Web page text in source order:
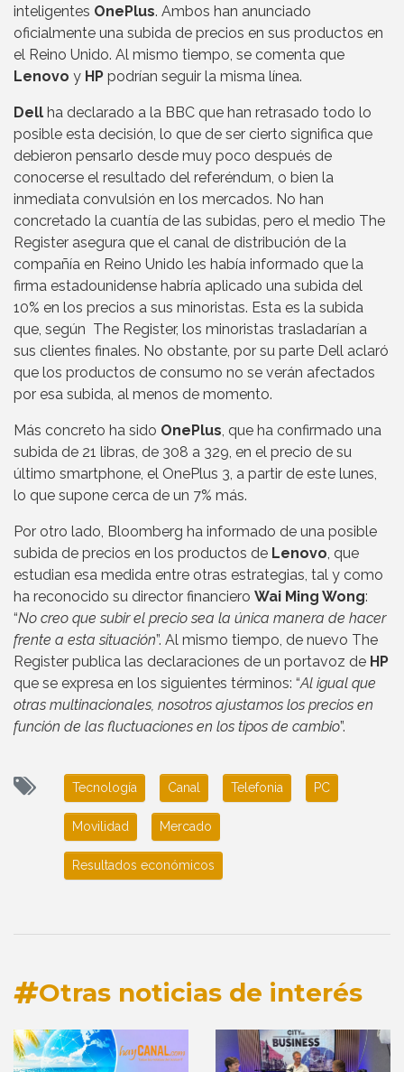
inteligentes OnePlus. Ambos han anunciado
oficialmente una subida de precios en sus productos en
el Reino Unido. Al mismo tiempo, se comenta que
Lenovo y HP podrían seguir la misma línea.
Dell ha declarado a la BBC que han retrasado todo lo
posible esta decisión, lo que de ser cierto significa que
debieron pensarlo desde muy poco después de
conocerse el resultado del referéndum, o bien la
inmediata convulsión en los mercados. No han
concretado la cuantía de las subidas, pero el medio The
Register asegura que el canal de distribución de la
compañía en Reino Unido les había informado que la
firma estadounidense habría aplicado una subida del
10% en los precios a sus minoristas. Esta es la subida
que, según The Register, los minoristas trasladarían a
sus clientes finales. No obstante, por su parte Dell aclaró
que los productos de consumo no se verán afectados
por esa subida, al menos de momento.
Más concreto ha sido OnePlus, que ha confirmado una
subida de 21 libras, de 308 a 329, en el precio de su
último smartphone, el OnePlus 3, a partir de este lunes,
lo que supone cerca de un 7% más.
Por otro lado, Bloomberg ha informado de una posible
subida de precios en los productos de Lenovo, que
estudian esa medida entre otras estrategias, tal y como
ha reconocido su director financiero Wai Ming Wong:
“No creo que subir el precio sea la única manera de hacer
frente a esta situación”. Al mismo tiempo, de nuevo The
Register publica las declaraciones de un portavoz de HP
que se expresa en los siguientes términos: “Al igual que
otras multinacionales, nosotros ajustamos los precios en
función de las fluctuaciones en los tipos de cambio”.
Tecnología Canal Telefonia PC
Movilidad Mercado
Resultados económicos
Otras noticias de interés